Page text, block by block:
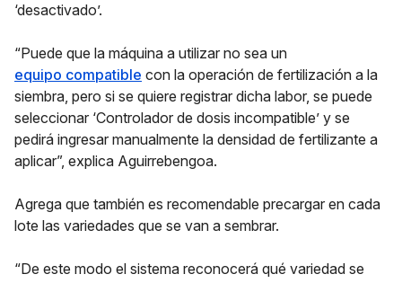
‘desactivado’.
“Puede que la máquina a utilizar no sea un
equipo compatible con la operación de fertilización a la
siembra, pero si se quiere registrar dicha labor, se puede
seleccionar ‘Controlador de dosis incompatible’ y se
pedirá ingresar manualmente la densidad de fertilizante a
aplicar”, explica Aguirrebengoa.
Agrega que también es recomendable precargar en cada
lote las variedades que se van a sembrar.
“De este modo el sistema reconocerá qué variedad se